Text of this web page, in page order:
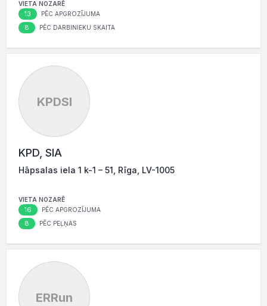
VIETA NOZARĒ
13 PĒC APGROZĪJUMA
8 PĒC DARBINIEKU SKAITA
KPDSI
KPD, SIA
Hāpsalas iela 1 k-1 – 51, Rīga, LV-1005
VIETA NOZARĒ
16 PĒC APGROZĪJUMA
8 PĒC PEĻŅAS
ERRun